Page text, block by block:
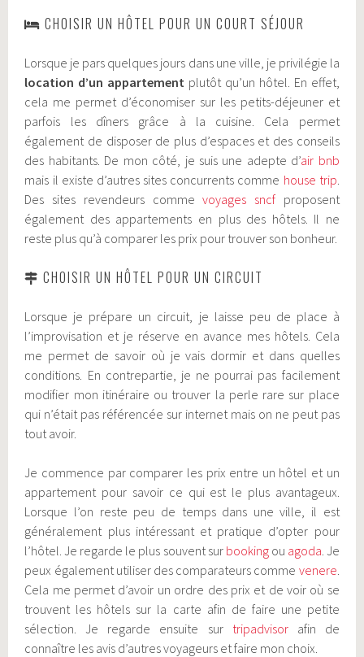
CHOISIR UN HÔTEL POUR UN COURT SÉJOUR
Lorsque je pars quelques jours dans une ville, je privilégie la
location d’un appartement plutôt qu’un hôtel. En effet,
cela me permet d’économiser sur les petits-déjeuner et
parfois les dîners grâce à la cuisine. Cela permet
également de disposer de plus d’espaces et des conseils
des habitants. De mon côté, je suis une adepte d’air bnb
mais il existe d’autres sites concurrents comme house trip
Des sites revendeurs commevoyages sncfproposent
également des appartements en plus des hôtels. Il ne
reste plus qu’à comparer les prix pour trouver son bonheur.
CHOISIR UN HÔTEL POUR UN CIRCUIT
Lorsque je prépare un circuit, je laisse peu de place à
l’improvisation et je réserve en avance mes hôtels. Cela
me permet de savoir où je vais dormir et dans quelles
conditions. En contrepartie, je ne pourrai pas facilement
modifier mon itinéraire ou trouver la perle rare sur place
qui n’était pas référencée sur internet mais on ne peut pas
tout avoir.
Je commence par comparer les prix entre un hôtel et un
appartement pour savoir ce qui est le plus avantageux.
Lorsque l’on reste peu de temps dans une ville, il est
généralement plus intéressant et pratique d’opter pour
l’hôtel. Je regarde le plus souvent sur bookingou agoda . Je
peux également utiliser des comparateurs comme venere
Cela me permet d’avoir un ordre des prix et de voir où se
trouvent les hôtels sur la carte afin de faire une petite
sélection. Je regarde ensuite sur tripadvisorafin de
connaître les avis d’autres voyageurs et faire mon choix.